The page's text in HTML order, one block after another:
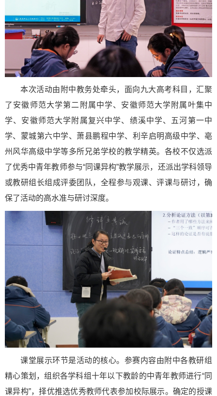
本次活动由附中教务处牵头，面向九大高考科目，汇聚
了安徽师范大学第二附属中学、安徽师范大学附属叶集中
学、安徽师范大学附属复兴中学、绩溪中学、五河第一中
学、蒙城第六中学、萧县鹏程中学、利辛启明高级中学、亳
州风华高级中学等多所兄弟学校的教学精英。各校不仅选派
了优秀中青年教师参与“同课异构”教学展示，还派出学科领导
或教研组长组成评委团队，全程参与观课、评课与研讨，确
保了活动的高水准与研讨深度。
课堂展示环节是活动的核心。参赛内容由附中各教研组
精心策划，组织各学科组十年以下教龄的中青年教师进行“同
课异构”，择优推选优秀教师代表参加校际展示。确定的授课